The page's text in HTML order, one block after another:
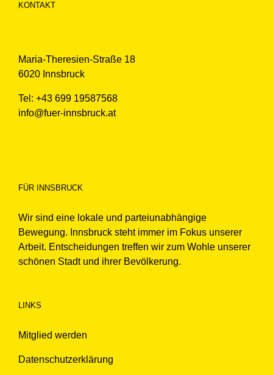
KONTAKT
Maria-Theresien-Straße 18
6020 Innsbruck
Tel: +43 699 19587568
info@fuer-innsbruck.at
FÜR INNSBRUCK
Wir sind eine lokale und parteiunabhängige
Bewegung. Innsbruck steht immer im Fokus unserer
Arbeit. Entscheidungen treffen wir zum Wohle unserer
schönen Stadt und ihrer Bevölkerung.
LINKS
Mitglied werden
Datenschutzerklärung